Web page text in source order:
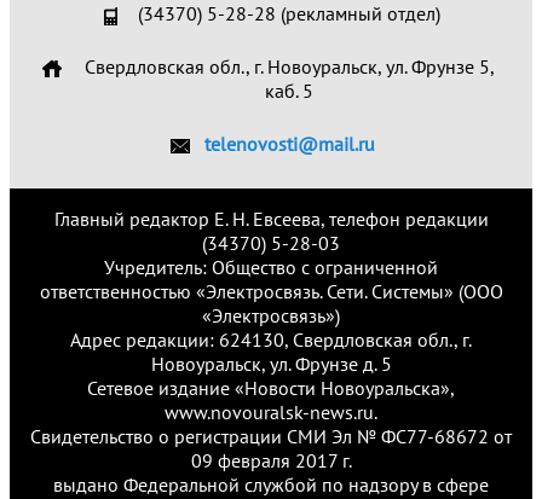
(34370) 5-28-28 (рекламный отдел)
Свердловская обл., г. Новоуральск, ул. Фрунзе 5,
каб. 5
telenovosti@mail.ru
Главный редактор Е. Н. Евсеева, телефон редакции
(34370) 5-28-03
Учредитель: Общество с ограниченной
ответственностью «Электросвязь. Сети. Системы» (ООО
«Электросвязь»)
Адрес редакции: 624130, Свердловская обл., г.
Новоуральск, ул. Фрунзе д. 5
Сетевое издание «Новости Новоуральска»,
www.novouralsk-news.ru.
Свидетельство о регистрации СМИ Эл № ФС77-68672 от
09 февраля 2017 г.
выдано Федеральной службой по надзору в сфере